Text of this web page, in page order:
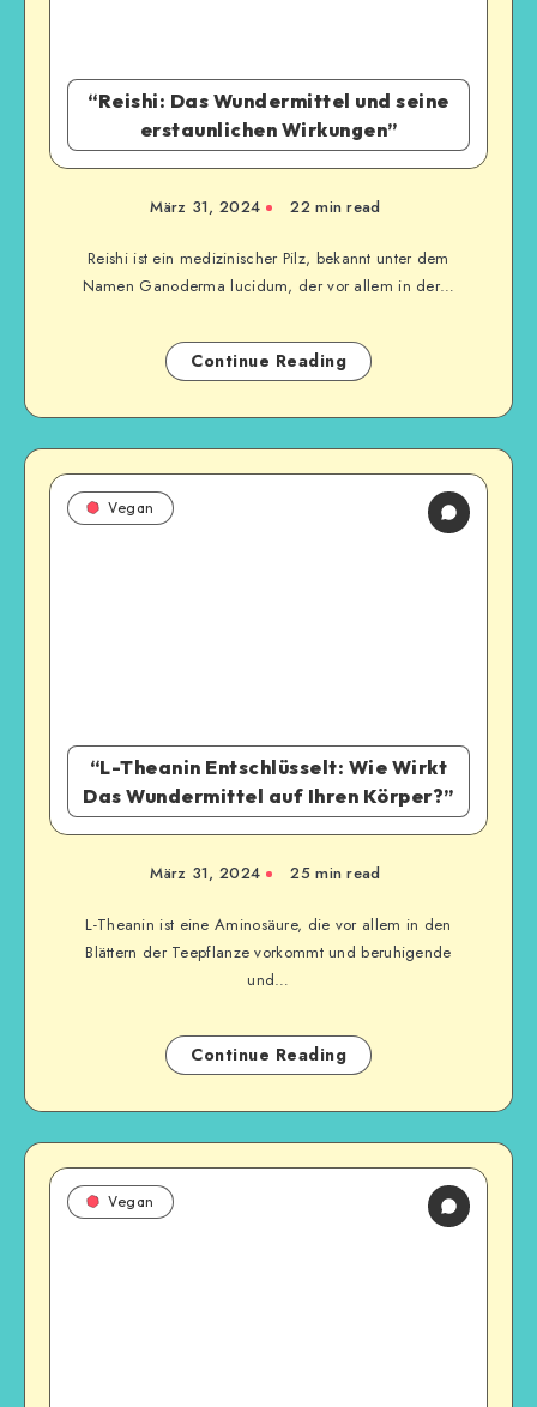
“Reishi: Das Wundermittel und seine
erstaunlichen Wirkungen”
März 31, 2024 22min read
Reishi ist ein medizinischer Pilz, bekannt unter dem
Namen Ganoderma lucidum, der vor allem in der…
Continue Reading
“L-Theanin Entschlüsselt: Wie Wirkt
Das Wundermittel auf Ihren Körper?”
Vegan
März 31, 2024 25min read
L-Theanin ist eine Aminosäure, die vor allem in den
Blättern der Teepflanze vorkommt und beruhigende
und…
Continue Reading
Vegan